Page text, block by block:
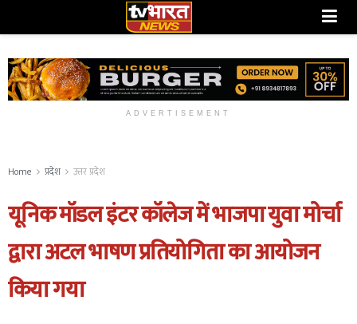
ADVERTISEMENT
Home प्रदेश उत्तर प्रदेश
यूनिक मॉडल इंटर कॉलेज में भाजपा युवा मोर्चा
द्वारा अटल भाषण प्रतियोगिता का आयोजन
किया गया